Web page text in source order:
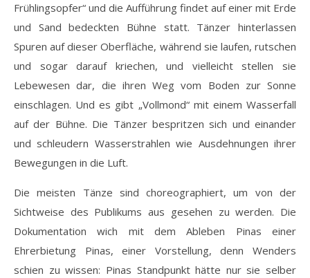
Frühlingsopfer“ und die Aufführung findet auf einer mit Erde
und Sand bedeckten Bühne statt. Tänzer hinterlassen
Spuren auf dieser Oberfläche, während sie laufen, rutschen
und sogar darauf kriechen, und vielleicht stellen sie
Lebewesen dar, die ihren Weg vom Boden zur Sonne
einschlagen. Und es gibt „Vollmond“ mit einem Wasserfall
auf der Bühne. Die Tänzer bespritzen sich und einander
und schleudern Wasserstrahlen wie Ausdehnungen ihrer
Bewegungen in die Luft.
Die meisten Tänze sind choreographiert, um von der
Sichtweise des Publikums aus gesehen zu werden. Die
Dokumentation wich mit dem Ableben Pinas einer
Ehrerbietung Pinas, einer Vorstellung, denn Wenders
schien zu wissen: Pinas Standpunkt hätte nur sie selber